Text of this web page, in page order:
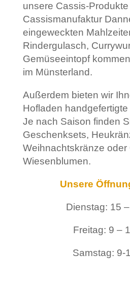
unsere Cassis-
Cassismanufaktur
eingeweckten
Rindergulasch,
Gemüseeintopf
im Münsterland.
Außerdem bieten wir
Hofladen
Je nach Saison finden
Geschenksets,
Weihnachtskränze oder
Wiesenblumen.
Unsere
Dienstag: 15
Freitag: 9 –
Samstag: 9-